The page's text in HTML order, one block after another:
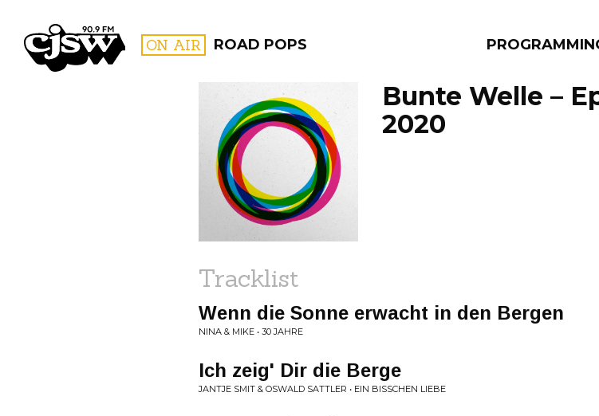
CJSW ON AIR ROAD POPS
FILTER BY:
PROGRAMS
Bunte Welle –
2020
Tracklist
Wenn die Sonne erwacht in den Bergen
NINA & MIKE • 30 JAHRE
Ich zeig' Dir die Berge
JANTJE SMIT & OSWALD SATTLER • EIN BISSCHEN LIEBE